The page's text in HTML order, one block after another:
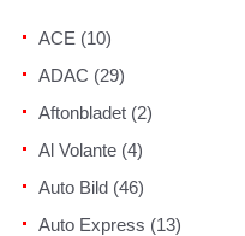
ACE (10)
ADAC (29)
Aftonbladet (2)
Al Volante (4)
Auto Bild (46)
Auto Express (13)